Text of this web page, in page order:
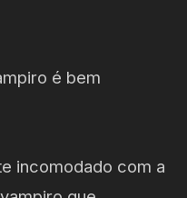
é bem
incomodado com a